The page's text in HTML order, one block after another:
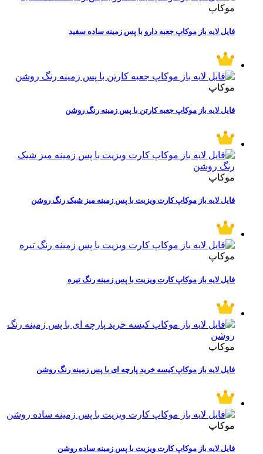
موکاپ
فایل لایه باز موکاپ جعبه دارو با پس زمینه ساده سفید
موکاپ
فایل لایه باز موکاپ جعبه کارتن با پس زمینه رنگ روشن
موکاپ
فایل لایه باز موکاپ کارت ویزیت با پس زمینه میز شیک رنگ روشن
موکاپ
فایل لایه باز موکاپ کارت ویزیت با پس زمینه رنگ تیره
موکاپ
فایل لایه باز موکاپ کیسه خرید پارچه ای با پس زمینه رنگ روشن
موکاپ
فایل لایه باز موکاپ کارت ویزیت با پس زمینه ساده روشن